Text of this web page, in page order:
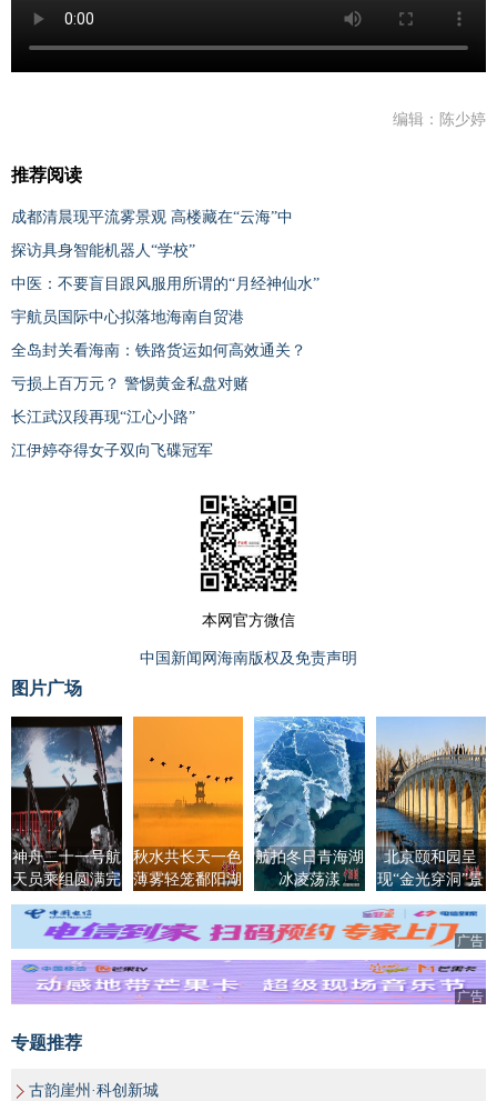
编辑：陈少婷
推荐阅读
成都清晨现平流雾景观 高楼藏在“云海”中
探访具身智能机器人“学校”
中医：不要盲目跟风服用所谓的“月经神仙水”
宇航员国际中心拟落地海南自贸港
全岛封关看海南：铁路货运如何高效通关？
亏损上百万元？ 警惕黄金私盘对赌
长江武汉段再现“江心小路”
江伊婷夺得女子双向飞碟冠军
本网官方微信
中国新闻网海南版权及免责声明
图片广场
神舟二十一号航
天员乘组圆满完
成第一次出舱活
动
秋水共长天一色
薄雾轻笼鄱阳湖
航拍冬日青海湖
冰凌荡漾
北京颐和园呈
现“金光穿洞”景
观
广告
广告
专题推荐
古韵崖州·科创新城